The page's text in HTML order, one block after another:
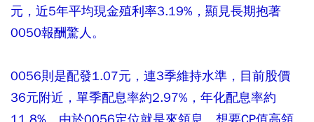
元，近5年平均現金殖利率3.19%，顯見長期抱著
0050報酬驚人。
0056則是配發1.07元，連3季維持水準，目前股價
36元附近，單季配息率約2.97%，年化配息率約
11.8%，由於0056定位就是來領息，想要CP值高領